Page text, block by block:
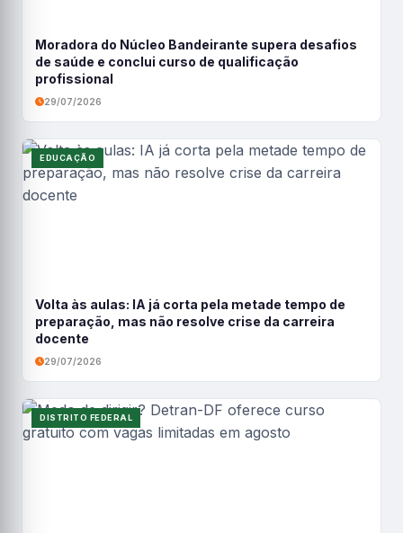
Moradora do Núcleo Bandeirante supera desafios
de saúde e conclui curso de qualificação
profissional
29/07/2026
EDUCAÇÃO
Volta às aulas: IA já corta pela metade tempo de
preparação, mas não resolve crise da carreira
docente
29/07/2026
DISTRITO FEDERAL